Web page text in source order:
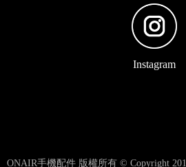
Instagram
ONAIR手機配件 版權所有 © Copyright